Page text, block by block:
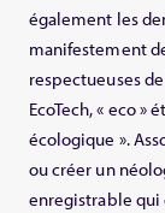
également les
manifestement
respectueuses
EcoTech, « eco
écologique ».
ou créer un
enregistrable qui